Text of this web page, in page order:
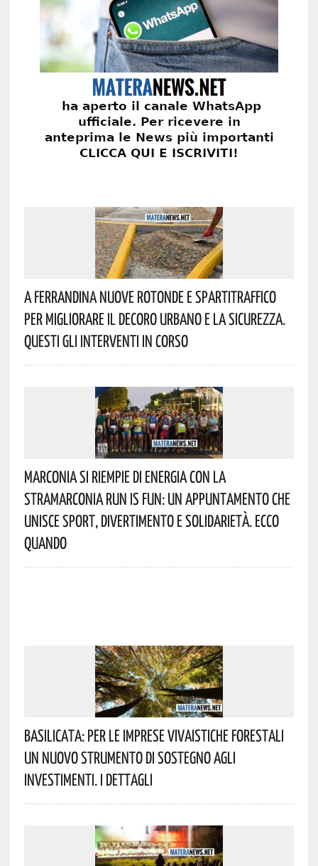
A Ferrandina Nuove Rotonde E Spartitraffico
Per Migliorare Il Decoro Urbano E La Sicurezza.
Questi Gli Interventi In Corso
Marconia Si Riempie Di Energia Con La
StraMarconia Run Is Fun: Un Appuntamento Che
Unisce Sport, Divertimento E Solidarietà. Ecco
Quando
Basilicata: Per Le Imprese Vivaistiche Forestali
Un Nuovo Strumento Di Sostegno Agli
Investimenti. I Dettagli